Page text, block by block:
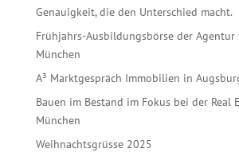
Genauigkeit, die den Unterschied macht.
Frühjahrs-Ausbildungsbörse der Agentur
München
A³ Marktgespräch Immobilien in
Bauen im Bestand im Fokus bei der Real
München
Weihnachtsgrüsse 2025